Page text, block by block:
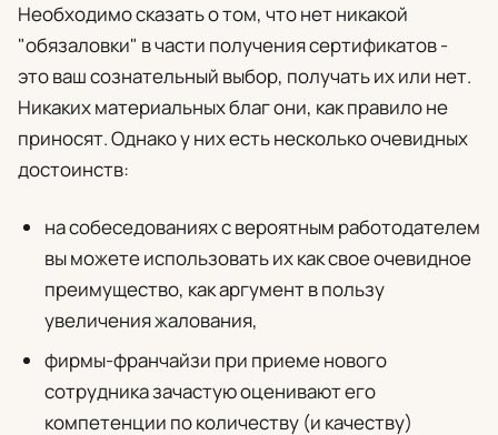
Необходимо сказать о том, что нет никакой
"обязаловки" в части получения сертификатов -
это ваш сознательный выбор, получать их или нет.
Никаких материальных благ они, как правило не
приносят. Однако у них есть несколько очевидных
достоинств:
на собеседованиях с вероятным работодателем
вы можете использовать их как свое очевидное
преимущество, как аргумент в пользу
увеличения жалования,
фирмы-франчайзи при приеме нового
сотрудника зачастую оценивают его
компетенции по количеству (и качеству)